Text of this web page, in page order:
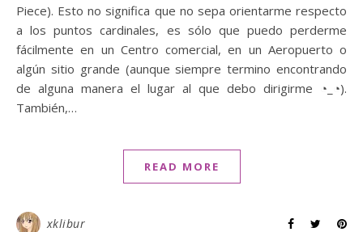
Piece). Esto no significa que no sepa orientarme respecto
a los puntos cardinales, es sólo que puedo perderme
fácilmente en un Centro comercial, en un Aeropuerto o
algún sitio grande (aunque siempre termino encontrando
de alguna manera el lugar al que debo dirigirme ◔_◔).
También,…
READ MORE
xklibur